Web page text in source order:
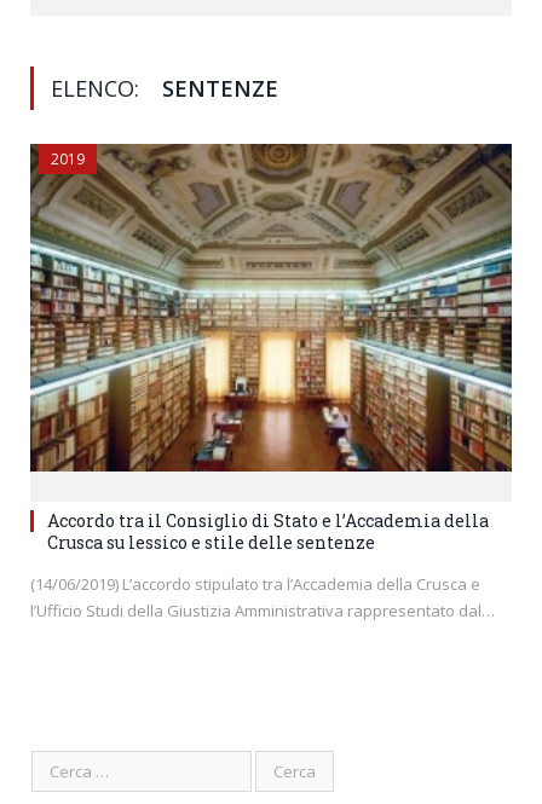
ELENCO: SENTENZE
2019
Accordo tra il Consiglio di Stato e l’Accademia della
Crusca su lessico e stile delle sentenze
(14/06/2019) L’accordo stipulato tra l’Accademia della Crusca e
l’Ufficio Studi della Giustizia Amministrativa rappresentato dal…